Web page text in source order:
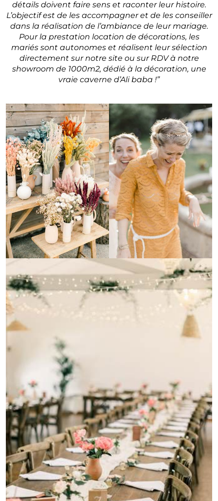
détails doivent faire sens et raconter leur histoire.
L’objectif est de les accompagner et de les conseiller
dans la réalisation de l’ambiance de leur mariage.
Pour la prestation location de décorations, les
mariés sont autonomes et réalisent leur sélection
directement sur notre site ou sur RDV à notre
showroom de 1000m2, dédié à la décoration, une
vraie caverne d’Ali baba !”